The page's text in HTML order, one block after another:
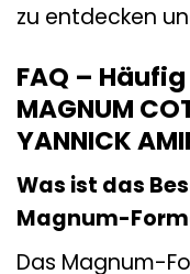
zu entdecken
FAQ –
MAGNUM
YANNICK
Was ist das
Magnum-
Das Magnum-